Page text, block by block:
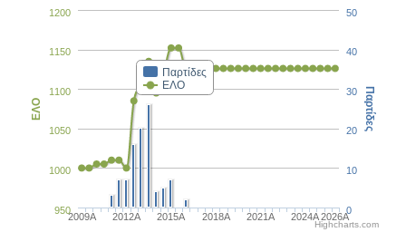
Παρτίδες
ΕΛΟ
2009A 2012A 2015A 2018A 2021A 2024A2026A
950
1000
1050
1100
1150
1200
ΕΛΟ
0
10
20
30
40
50
Παρτίδες
Highcharts.com